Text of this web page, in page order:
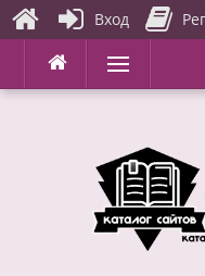
Перейти
содержимому
Меню
Вход